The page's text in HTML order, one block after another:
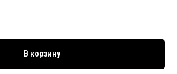
В корзину